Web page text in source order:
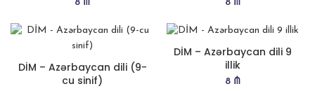
8 ₼ 8 ₼
DİM – Azərbaycan dili (9-
cu sinif)
DİM – Azərbaycan dili 9
illik
8 ₼